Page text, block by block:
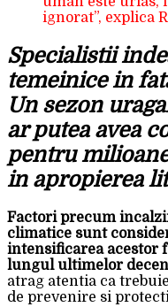
ignorat”, explica
Specialistii
temeinice in
Un sezon
ar putea avea
pentru
in apropierea
Factori precum
climatice sunt
intensificarea acestor
lungul ultimelor
atrag atentia ca
de prevenire si